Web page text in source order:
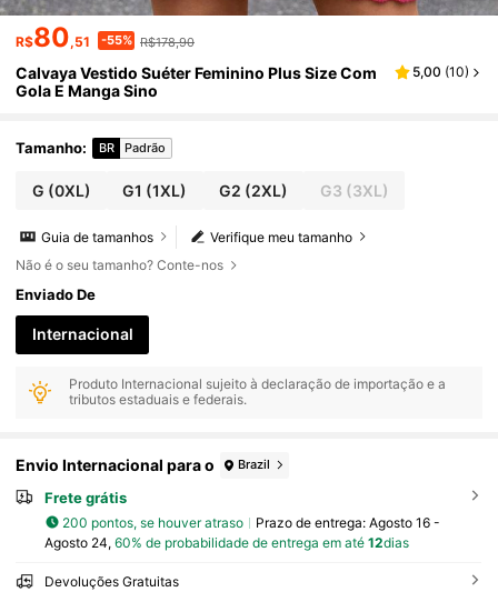
R$80,51 -55% R$178,90
Calvaya Vestido Suéter Feminino Plus Size Com
Gola E Manga Sino
5,00 (10)
Tamanho: BR Padrão
G (0XL) G1 (1XL) G2 (2XL) G3 (3XL)
Verifique meu tamanho
Guia de tamanhos
Não é o seu tamanho? Conte-nos
Enviado De
Internacional
Produto Internacional sujeito à declaração de importação e a
tributos estaduais e federais.
Envio Internacional para o Brazil
Frete grátis
200 pontos, se houver atraso Prazo de entrega: Agosto 16 -
Agosto 24, 60% de probabilidade de entrega em até 12dias
Devoluções Gratuitas